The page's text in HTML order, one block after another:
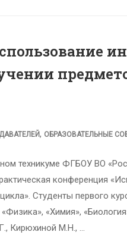
, ОБРАЗОВАТЕЛЬНЫЕ
техникуме ФГБОУ ВО
конференция
Студенты первого
«Химия»,
Кирюхиной М.Н., …